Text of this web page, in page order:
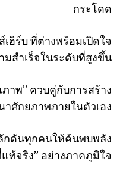
กระโดด
ฮิร์บ ที่ต่างพร้อมเปิดใจ
มสำเร็จในระดับที่สูงขึ้น
าพ” ควบคู่กับการสร้าง
าศักยภาพภายในตัวเอง
กดันทุกคนให้ค้นพบพลัง
ท้จริง” อย่างภาคภูมิใจ